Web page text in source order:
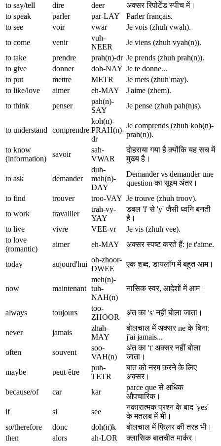
to say/tell
dire deer
अक्सर रिपोर्टेड स्पीच में।
to speak
parler par-LAY
Parler français.
to see
voir vwar
Je vois (zhuh vwah).
to come
venir
vuh-
NEER
Je viens (zhuh vyah(n)).
to take
prendre prah(n)-dr Je prends (zhuh prah(n)).
to give
donner doh-NAY Je te donne...
to put
mettre METR
Je mets (zhuh may).
to like/love
aimer eh-MAY
J'aime (zhem).
to think
penser
pah(n)-
SAY
Je pense (zhuh pah(n)s).
to understand comprendre
koh(n)-
PRAH(n)-
dr
Je comprends (zhuh koh(n)-
prah(n)).
to know
(information)
savoir
sah-
VWAR
दोहराया गया है क्योंकि यह सच में
मुख्य है।
to ask demander
duh-
mah(n)-
DAY
Demander vs demander une
question का सूक्ष्म अंतर।
to find
trouver troo-VAY Je trouve (zhuh troov).
to work
travailler
trah-vy-
YAY
डबल 'l' से 'y' जैसी ध्वनि बनती
है।
to live
vivre VEE-vr
Je vis (zhuh vee).
to love
(romantic)
aimer eh-MAY अक्सर स्पष्ट करते हैं: je t'aime.
today aujourd'hui
oh-zhoor-
DWEE
एक शब्द, डायलॉग में बहुत आम।
now maintenant
meh(n)-
tuh-
NAH(n)
नासिक स्वर, आदेशों में आम।
always toujours
too-
ZHOOR
अंत का 's' नहीं बोला जाता।
never jamais
zhah-
MAY
बोलचाल में अक्सर ne के बिना:
j'ai jamais...
often
souvent
soo-
VAH(n)
अंत का 't' अक्सर नहीं बोला
जाता।
maybe
peut-être
puh-
TETR
बात को नरम करने के लिए
अक्सर।
because/of
car kar
parce que से अधिक
औपचारिक।
if
si see
नकारात्मक प्रश्न के बाद 'yes'
के मतलब में भी।
so/therefore
donc doh(n)k
बोलचाल में फिलर की तरह भी।
then
alors ah-LOR
क्लासिक बातचीत मार्कर।